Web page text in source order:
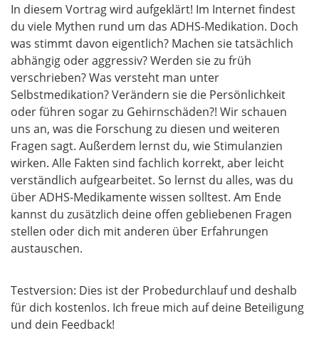
In diesem Vortrag wird aufgeklärt! Im Internet findest
du viele Mythen rund um das ADHS-Medikation. Doch
was stimmt davon eigentlich? Machen sie tatsächlich
abhängig oder aggressiv? Werden sie zu früh
verschrieben? Was versteht man unter
Selbstmedikation? Verändern sie die Persönlichkeit
oder führen sogar zu Gehirnschäden?! Wir schauen
uns an, was die Forschung zu diesen und weiteren
Fragen sagt. Außerdem lernst du, wie Stimulanzien
wirken. Alle Fakten sind fachlich korrekt, aber leicht
verständlich aufgearbeitet. So lernst du alles, was du
über ADHS-Medikamente wissen solltest. Am Ende
kannst du zusätzlich deine offen gebliebenen Fragen
stellen oder dich mit anderen über Erfahrungen
austauschen.
Testversion: Dies ist der Probedurchlauf und deshalb
für dich kostenlos. Ich freue mich auf deine Beteiligung
und dein Feedback!